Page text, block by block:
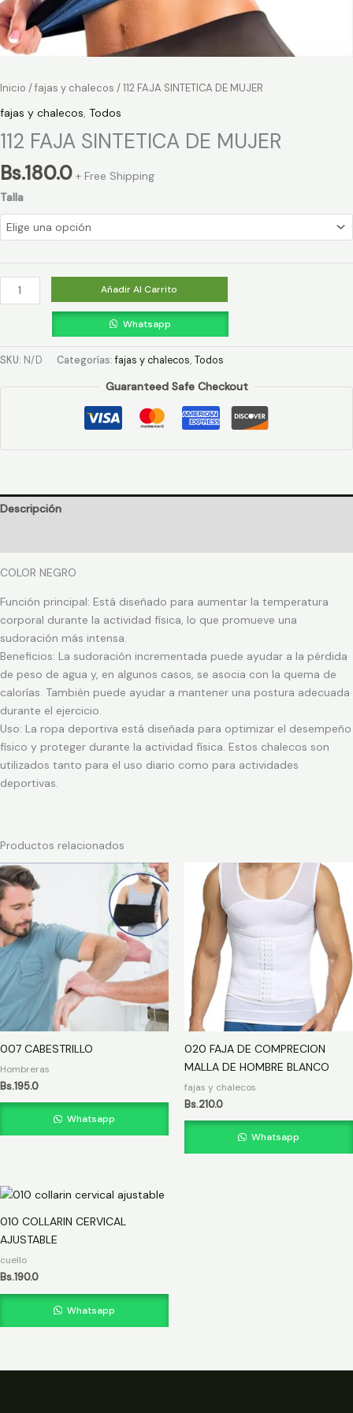
Inicio /fajas y chalecos / 112 FAJA SINTETICA DE MUJER
fajas y chalecos, Todos
112 FAJA SINTETICA DE MUJER
Bs.180.0 + Free Shipping
Talla
Añadir Al Carrito
Whatsapp
SKU: N/D Categorías: fajas y chalecos, Todos
Guaranteed Safe Checkout
Descripción
COLOR NEGRO
Función principal: Está diseñado para aumentar la temperatura
corporal durante la actividad física, lo que promueve una
sudoración más intensa.
Beneficios: La sudoración incrementada puede ayudar a la pérdida
de peso de agua y, en algunos casos, se asocia con la quema de
calorías. También puede ayudar a mantener una postura adecuada
durante el ejercicio.
Uso: La ropa deportiva está diseñada para optimizar el desempeño
físico y proteger durante la actividad física. Estos chalecos son
utilizados tanto para el uso diario como para actividades
deportivas.
Productos relacionados
007 CABESTRILLO
Hombreras
Bs.195.0
Whatsapp
020 FAJA DE COMPRECION
MALLA DE HOMBRE BLANCO
fajas y chalecos
Bs.210.0
Whatsapp
010 COLLARIN CERVICAL
AJUSTABLE
cuello
Bs.190.0
Whatsapp